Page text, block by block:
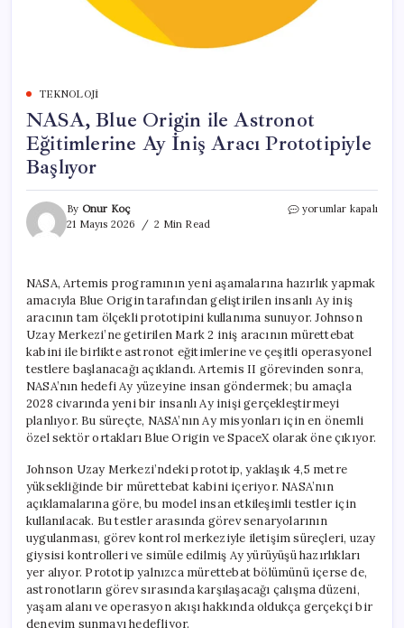
TEKNOLOJI
NASA, Blue Origin ile Astronot
Eğitimlerine Ay İniş Aracı Prototipiyle
Başlıyor
By Onur Koç
21 Mayıs 2026
2 Min Read
NASA,
Eğitimlerine
Ay
İniş
Aracı
Başlıyor
için
yorumlar kapalı
NASA, Artemis programının yeni aşamalarına hazırlık yapmak
amacıyla Blue Origin tarafından geliştirilen insanlı Ay iniş
aracının tam ölçekli prototipini kullanıma sunuyor. Johnson
Uzay Merkezi’ne getirilen Mark 2 iniş aracının mürettebat
kabini ile birlikte astronot eğitimlerine ve çeşitli operasyonel
testlere başlanacağı açıklandı. Artemis II görevinden sonra,
NASA’nın hedefi Ay yüzeyine insan göndermek; bu amaçla
2028 civarında yeni bir insanlı Ay inişi gerçekleştirmeyi
planlıyor. Bu süreçte, NASA’nın Ay misyonları için en önemli
özel sektör ortakları Blue Origin ve SpaceX olarak öne çıkıyor.
Johnson Uzay Merkezi’ndeki prototip, yaklaşık 4,5 metre
yüksekliğinde bir mürettebat kabini içeriyor. NASA’nın
açıklamalarına göre, bu model insan etkileşimli testler için
kullanılacak. Bu testler arasında görev senaryolarının
uygulanması, görev kontrol merkeziyle iletişim süreçleri, uzay
giysisi kontrolleri ve simüle edilmiş Ay yürüyüşü hazırlıkları
yer alıyor. Prototip yalnızca mürettebat bölümünü içerse de,
astronotların görev sırasında karşılaşacağı çalışma düzeni,
yaşam alanı ve operasyon akışı hakkında oldukça gerçekçi bir
deneyim sunmayı hedefliyor.